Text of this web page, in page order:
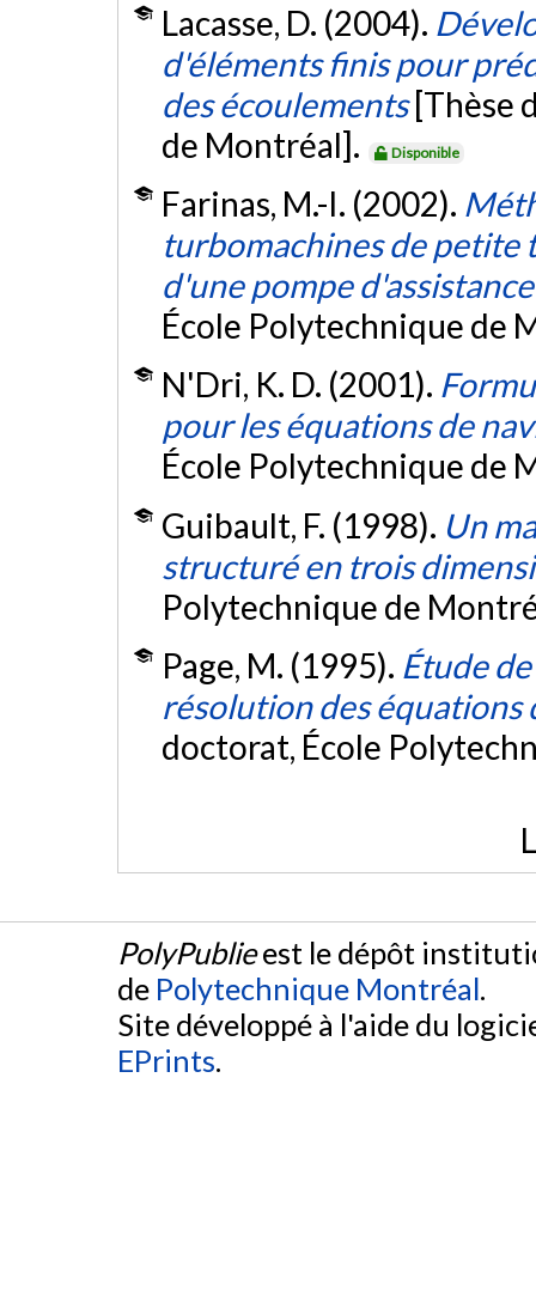
Lacasse, D. (2004).
d'éléments finis pour
des écoulements [Thèse
de Montréal].
Disponible
Farinas, M.-I. (2002).
turbomachines de petite
d'une pompe
École Polytechnique de
N'Dri, K. D. (2001).
pour les équations de
École Polytechnique de
Guibault, F. (1998). Un
structuré en trois
Polytechnique de
Page, M. (1995). Étude
résolution des équations
doctorat, École
PolyPublieest le dépôt
de Polytechnique Montréal.
Site développé à l'aide du
EPrints.